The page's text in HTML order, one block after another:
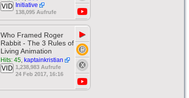
Initiative
VID
138,095 Aufrufe
Who Framed Roger
Rabbit - The 3 Rules of
Living Animation
Hits: 45, kaptainkristian
VID 1,238,983 Aufrufe
24 Feb 2017, 16:16
▶